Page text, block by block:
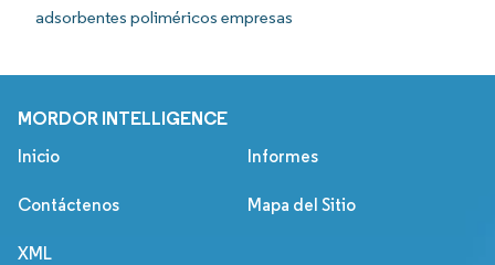
adsorbentes poliméricos empresas
MORDOR INTELLIGENCE
Inicio Informes
Contáctenos Mapa del Sitio
XML